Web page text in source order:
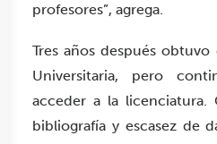
profesores”, agrega.
Tres años después
Universitaria, pero
acceder a la
bibliografía y escasez de